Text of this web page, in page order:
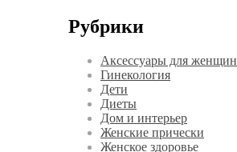
Рубрики
Аксессуары для женщин
Гинекология
Дети
Диеты
Дом и интерьер
Женские прически
Женское здоровье